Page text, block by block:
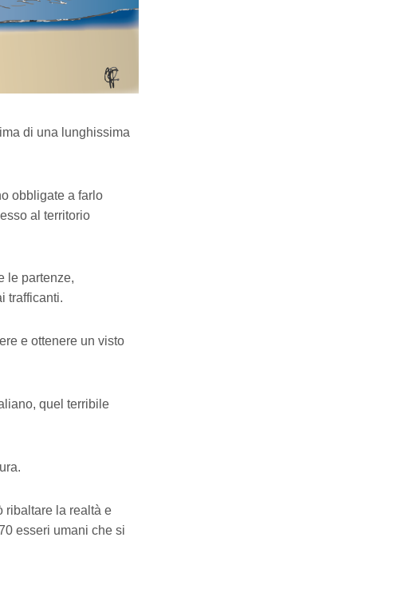
di una lunghissima
obbligate a farlo
al territorio
le partenze,
trafficanti.
e ottenere un visto
quel terribile
ribaltare la realtà e
esseri umani che si